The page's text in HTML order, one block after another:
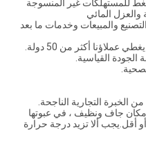
للمستهلكات غير المنسوجة
والعزل المائي
والمبيعات وخدمات ما بعد
12 شهرًا في مكان جاف ونظيف ، في عبوتها
عند متوسط ​​درجة حرارة 25 ℃ أو أقل.يجب ألا تزيد درجة حرارة